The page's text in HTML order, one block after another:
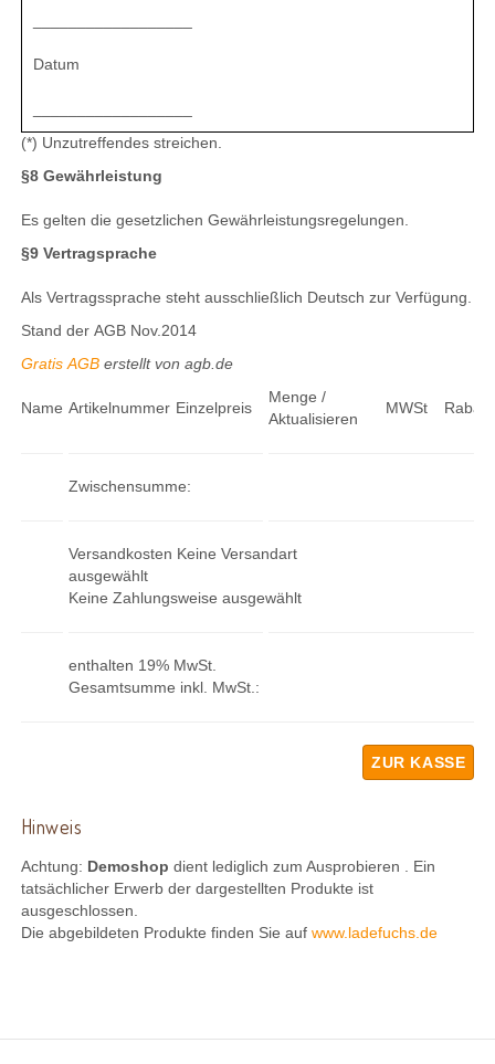
Datum
(*) Unzutreffendes streichen.
§8 Gewährleistung
Es gelten die gesetzlichen Gewährleistungsregelungen.
§9 Vertragsprache
Als Vertragssprache steht ausschließlich Deutsch zur Verfügung.
Stand der AGB Nov.2014
Gratis AGBerstellt von agb.de
Name Artikelnummer Einzelpreis
Menge /
Aktualisieren
MWSt Rabatt
Zwischensumme:
Versandkosten Keine Versandart
ausgewählt
Keine Zahlungsweise ausgewählt
enthalten 19% MwSt.
Gesamtsumme inkl. MwSt.:
ZUR KASSE
Hinweis
Achtung: Demoshop dient lediglich zum Ausprobieren . Ein
tatsächlicher Erwerb der dargestellten Produkte ist
ausgeschlossen.
Die abgebildeten Produkte finden Sie auf www.ladefuchs.de